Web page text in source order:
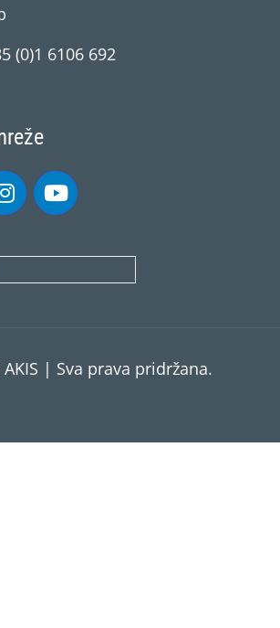
(0)1 6106 692
AKIS | Sva prava pridržana.